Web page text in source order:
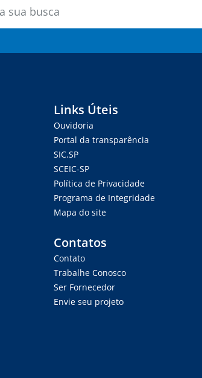
Links Úteis
Ouvidoria
Portal da transparência
SIC.SP
SCEIC-SP
Política de Privacidade
Programa de Integridade
Mapa do site
Contatos
Contato
Trabalhe Conosco
Ser Fornecedor
Envie seu projeto